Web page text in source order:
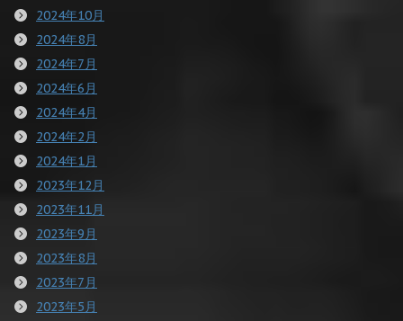
2024年10月
2024年8月
2024年7月
2024年6月
2024年4月
2024年2月
2024年1月
2023年12月
2023年11月
2023年9月
2023年8月
2023年7月
2023年5月